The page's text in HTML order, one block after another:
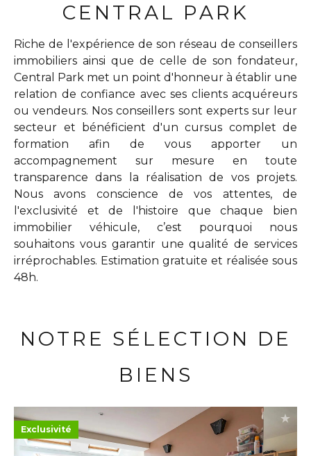
CENTRAL PARK
Riche de l'expérience de son réseau de conseillers
immobiliers ainsi que de celle de son fondateur,
Central Park met un point d'honneur à établir une
relation de confiance avec ses clients acquéreurs
ou vendeurs. Nos conseillers sont experts sur leur
secteur et bénéficient d'un cursus complet de
formation afin de vous apporter un
accompagnement sur mesure en toute
transparence dans la réalisation de vos projets.
Nous avons conscience de vos attentes, de
l'exclusivité et de l'histoire que chaque bien
immobilier véhicule, c’est pourquoi nous
souhaitons vous garantir une qualité de services
irréprochables. Estimation gratuite et réalisée sous
48h.
NOTRE SÉLECTION DE
BIENS
Exclusivité